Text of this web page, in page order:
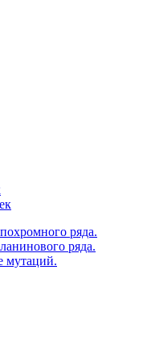
ряда.
ряда.
мутаций.